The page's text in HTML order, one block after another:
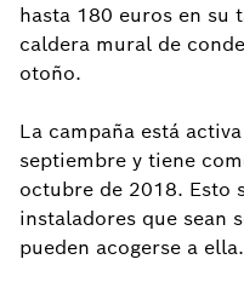
hasta 180 euros en su
caldera mural de
otoño.
La campaña está
septiembre y tiene
octubre de 2018. Esto
instaladores que sean
pueden acogerse a ella.